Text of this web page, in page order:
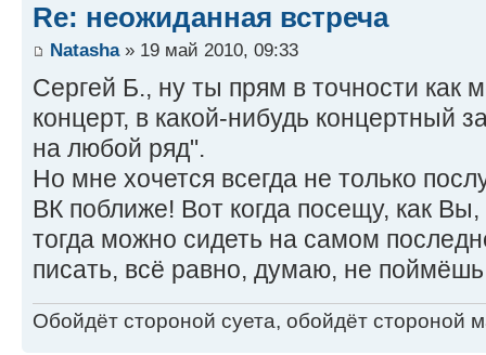
Re: неожиданная встреча
Natasha» 19 май 2010, 09:33
Сергей Б., ну ты прям в точности как
концерт, в какой-нибудь концертный
на любой ряд".
Но мне хочется всегда не только
ВК поближе! Вот когда посещу, как
тогда можно сидеть на самом
писать, всё равно, думаю, не
Обойдёт стороной суета, обойдёт стороной